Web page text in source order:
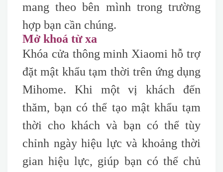
mang theo bên mình trong trường
hợp bạn cần chúng.
Mở khoá từ xa
Khóa cửa thông minh Xiaomi hỗ trợ
đặt mật khẩu tạm thời trên ứng dụng
Mihome. Khi một vị khách đến
thăm, bạn có thể tạo mật khẩu tạm
thời cho khách và bạn có thể tùy
chỉnh ngày hiệu lực và khoảng thời
gian hiệu lực, giúp bạn có thể chủ